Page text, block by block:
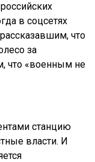
в соцсетях
что
за
что «военным не
станцию
власти. И